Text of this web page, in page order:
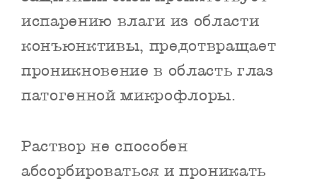
испарению влаги из области
конъюнктивы, предотвращает
проникновение в область глаз
патогенной микрофлоры.
Раствор не способен
абсорбироваться и проникать